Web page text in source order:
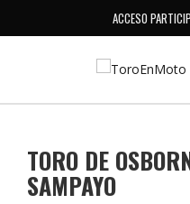
ACCESO
TORO DE
SAMPAYO